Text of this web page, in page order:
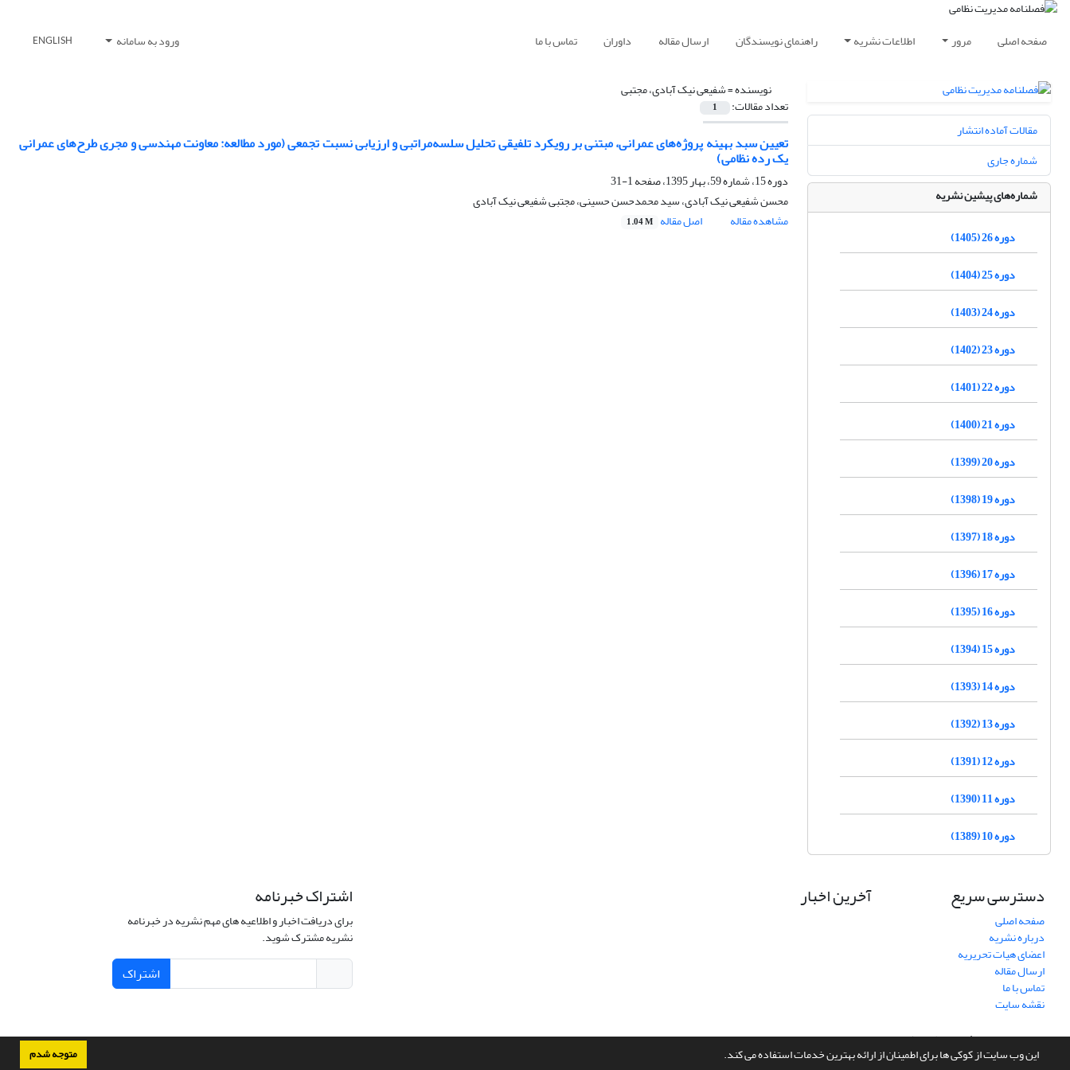
این وب سایت از کوکی ها برای اطمینان از ارائه بهترین خدمات استفاده می کند. متوجه شدم
صفحه اصلی مرور اطلاعات نشریه راهنمای نویسندگان ارسال مقاله داوران تماس با ما ورود به سامانه ENGLISH
نویسنده =شفیعی نیک آبادی، مجتبی
تعداد مقالات: 1
تعیین سبد بهینه پروژه‌های عمرانی، مبتنی بر رویکرد تلفیقی تحلیل سلسه‌مراتبی و ارزیابی نسبت تجمعی (مورد مطالعه: معاونت مهندسی و مجری طرح‌های عمرانی
یک رده نظامی)
دوره 15، شماره 59، بهار 1395، صفحه
1-31
محسن شفیعی نیک آبادی، سید محمدحسن حسینی، مجتبی شفیعی نیک آبادی
مشاهده مقاله
اصل مقاله 1.04 M
مقالات آماده انتشار
شماره جاری
شماره‌های پیشین نشریه
دوره 26 (1405)
دوره 25 (1404)
دوره 24 (1403)
دوره 23 (1402)
دوره 22 (1401)
دوره 21 (1400)
دوره 20 (1399)
دوره 19 (1398)
دوره 18 (1397)
دوره 17 (1396)
دوره 16 (1395)
دوره 15 (1394)
دوره 14 (1393)
دوره 13 (1392)
دوره 12 (1391)
دوره 11 (1390)
دوره 10 (1389)
دسترسی سریع
صفحه اصلی
درباره نشریه
اعضای هیات تحریریه
ارسال مقاله
تماس با ما
نقشه سایت
آخرین اخبار اشتراک خبرنامه
برای دریافت اخبار و اطلاعیه های مهم نشریه در خبرنامه
نشریه مشترک شوید.
اشتراک
سامانه مدیریت نشریات علمی.طراحی و پیاده سازی ازسیناوب